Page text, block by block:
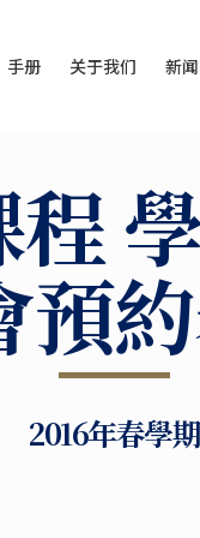
手册 关于我们 新
預
2016年春學期